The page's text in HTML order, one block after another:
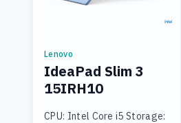
Lenovo
IdeaPad Slim 3
15IRH10
CPU: Intel Core i5 Storage: